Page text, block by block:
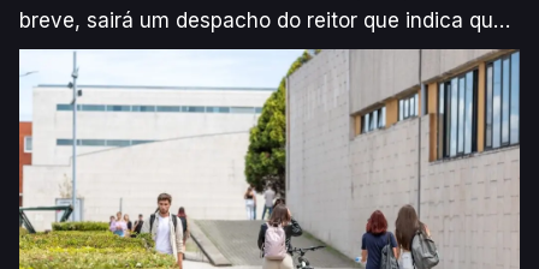
breve, sairá um despacho do reitor que indica que,
pelo menos, “20%” das unidades curriculares de
cada curso devem passar a ter Inteligência
Artificial incorporada a partir do próximo ano letivo.
Segundo explica o responsável, o objetivo é que
não haja “nenhum estudante [que] passe pela UA
que não saiba utilizar bem e fazer bem algo usando
esta ferramenta”.